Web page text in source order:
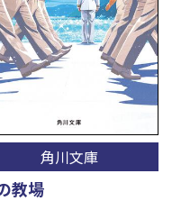
角川文庫
教場